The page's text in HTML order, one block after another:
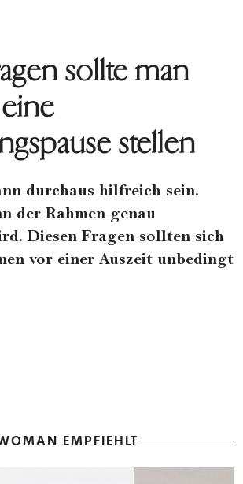
sollte man
stellen
durchaus hilfreich sein.
der Rahmen genau
Diesen Fragen sollten sich
vor einer Auszeit unbedingt
EMPFIEHLT